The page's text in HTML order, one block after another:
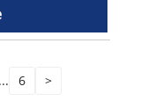
... 6 >